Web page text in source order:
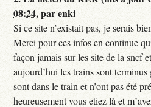
08:24,parenki
Si ce site n’existait pas, je serais
Merci pour ces infos en continue
façon jamais sur les site de la sncf
aujourd’hui les trains sont
sont dans le train et n’ont pas été
heureusement vous etiez là et